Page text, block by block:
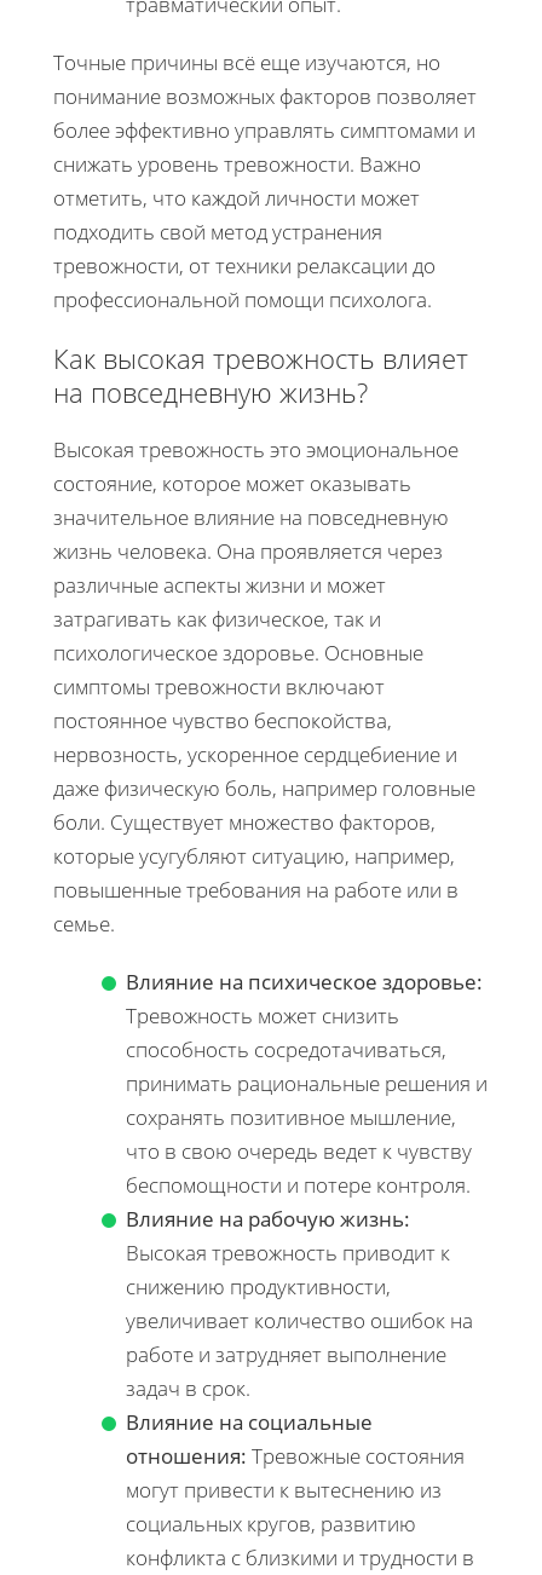
Точные причины всё еще изучаются, но
понимание возможных факторов позволяет
более эффективно управлять симптомами и
снижать уровень тревожности. Важно
отметить, что каждой личности может
подходить свой метод устранения
тревожности, от техники релаксации до
профессиональной помощи психолога.
Как высокая тревожность влияет
на повседневную жизнь?
Высокая тревожность это эмоциональное
состояние, которое может оказывать
значительное влияние на повседневную
жизнь человека. Она проявляется через
различные аспекты жизни и может
затрагивать как физическое, так и
психологическое здоровье. Основные
симптомы тревожности включают
постоянное чувство беспокойства,
нервозность, ускоренное сердцебиение и
даже физическую боль, например головные
боли. Существует множество факторов,
которые усугубляют ситуацию, например,
повышенные требования на работе или в
семье.
Влияние на психическое здоровье:
Тревожность может снизить
способность сосредотачиваться,
принимать рациональные решения и
сохранять позитивное мышление,
что в свою очередь ведет к чувству
беспомощности и потере контроля.
Влияние на рабочую жизнь:
Высокая тревожность приводит к
снижению продуктивности,
увеличивает количество ошибок на
работе и затрудняет выполнение
задач в срок.
Влияние на социальные
отношения: Тревожные состояния
могут привести к вытеснению из
социальных кругов, развитию
конфликта с близкими и трудности в